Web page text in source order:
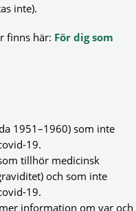
inte).
finns här: För dig som
1951–1960) som inte
19.
tillhör medicinsk
och som inte
19.
information om var och